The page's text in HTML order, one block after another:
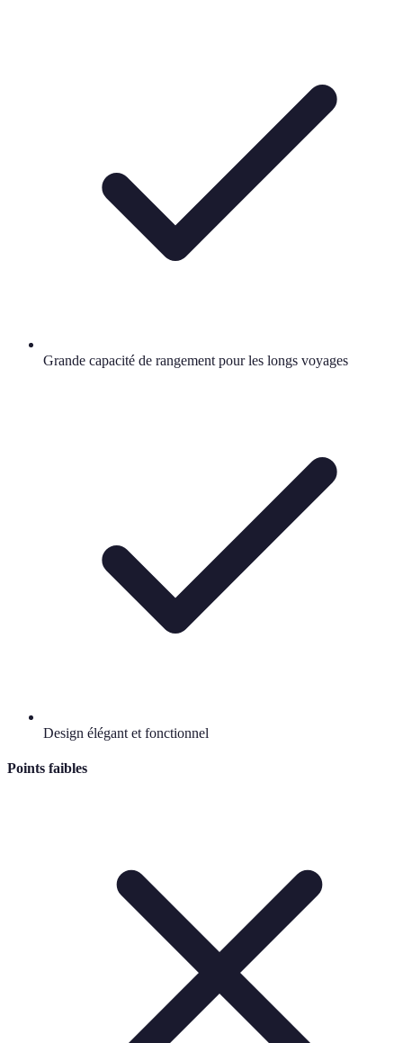
Grande capacité de rangement pour les longs voyages
Design élégant et fonctionnel
Points faibles